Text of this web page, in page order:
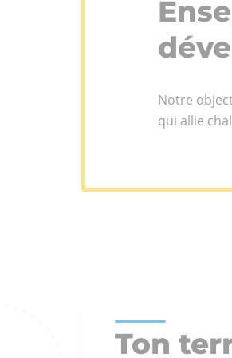
Notre
qui allie
Ton